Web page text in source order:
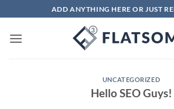
nội
ADD ANYTHING HERE OR JUST
UNCATEGORIZED
Hello SEO Guys!